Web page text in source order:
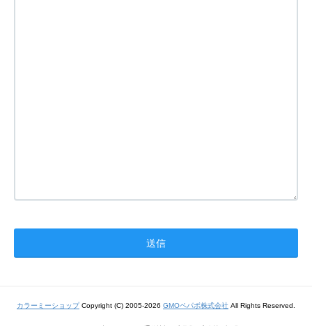
カラーミーショップCopyright (C) 2005-2026 GMOペパボ株式会社 All Rights Reserved.